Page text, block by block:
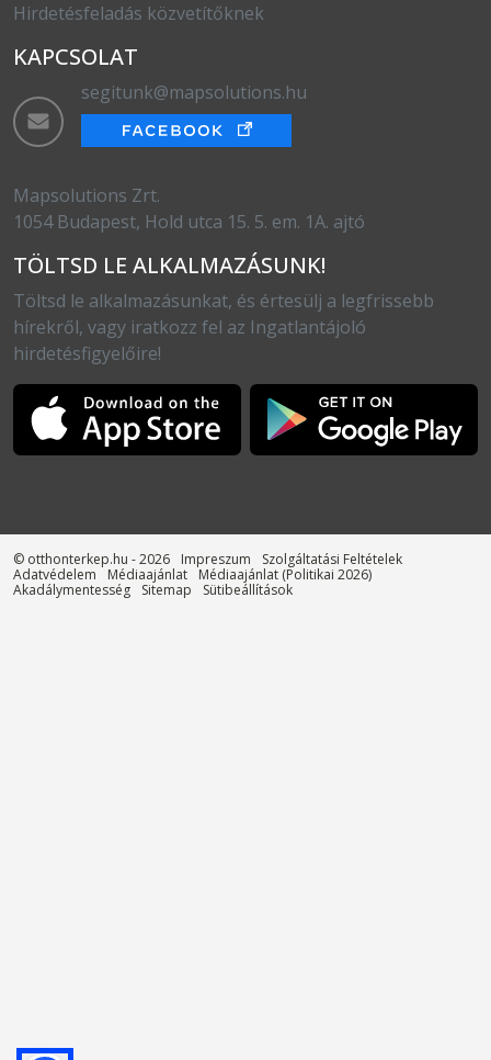
Hirdetésfeladás közvetítőknek
KAPCSOLAT
segitunk@mapsolutions.hu
Mapsolutions Zrt.
1054 Budapest, Hold utca 15. 5. em. 1A. ajtó
TÖLTSD LE ALKALMAZÁSUNK!
Töltsd le alkalmazásunkat, és értesülj a legfrissebb
hírekről, vagy iratkozz fel az Ingatlantájoló
hirdetésfigyelőire!
© otthonterkep.hu - 2026 Impreszum
Szolgáltatási Feltételek
Adatvédelem
Médiaajánlat
Médiaajánlat (Politikai 2026)
Akadálymentesség
Sitemap Sütibeállítások